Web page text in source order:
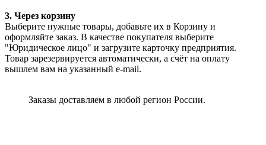
3. Через корзину
Выберите нужные товары, добавьте их в Корзину и
оформляйте заказ. В качестве покупателя выберите
"Юридическое лицо" и загрузите карточку предприятия.
Товар зарезервируется автоматически, а счёт на оплату
вышлем вам на указанный e-mail.
Заказы доставляем в любой регион России.